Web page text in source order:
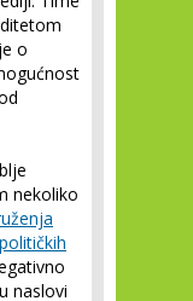
o
nekoliko
političkih
naslovi